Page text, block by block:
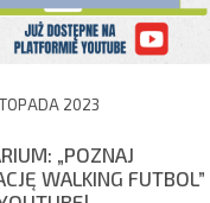
2023
„POZNAJ
WALKING FUTBOL”